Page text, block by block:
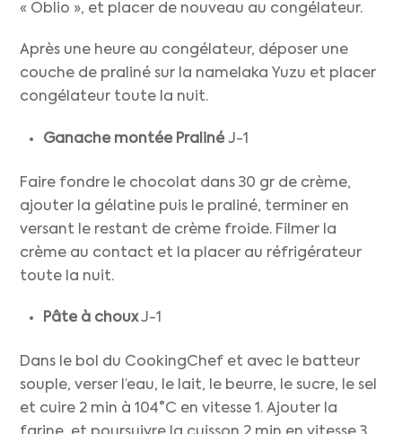
« Oblio », et placer de nouveau au congélateur.
Après une heure au congélateur, déposer une
couche de praliné sur la namelaka Yuzu et placer
congélateur toute la nuit.
Ganache montée PralinéJ-1
Faire fondre le chocolat dans 30 gr de crème,
ajouter la gélatine puis le praliné, terminer en
versant le restant de crème froide. Filmer la
crème au contact et la placer au réfrigérateur
toute la nuit.
Pâte à chouxJ-1
Dans le bol du CookingChef et avec le batteur
souple, verser l’eau, le lait, le beurre, le sucre, le sel
et cuire 2 min à 104°C en vitesse 1. Ajouter la